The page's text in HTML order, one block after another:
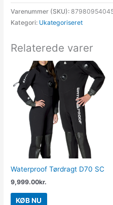
Varenummer (SKU):
Kategori: Ukategoriseret
Relaterede varer
Waterproof Tørdragt D70 SC
9,999.00kr.
KØB NU